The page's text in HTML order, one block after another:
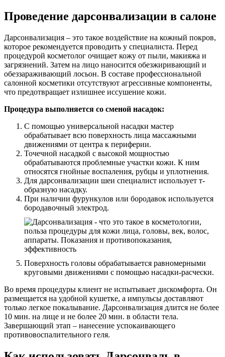
Проведение дарсонвализации в салоне
Дарсонвализация – это такое воздействие на кожный покров,
которое рекомендуется проводить у специалиста. Перед
процедурой косметолог очищает кожу от пыли, макияжа и
загрязнений. Затем на лицо наносится обезжиривающий и
обеззараживающий лосьон. В составе профессиональной
салонной косметики отсутствуют агрессивные компоненты,
что предотвращает излишнее иссушение кожи.
Процедура выполняется со сменой насадок:
С помощью универсальной насадки мастер
обрабатывает всю поверхность лица массажными
движениями от центра к периферии.
Точечной насадкой с высокой мощностью
обрабатываются проблемные участки кожи. К ним
относятся гнойные воспаления, рубцы и уплотнения.
Для дарсонвализации шеи специалист использует т-
образную насадку.
При наличии фурункулов или бородавок используется
бородавочный электрод.
Поверхность головы обрабатывается равномерными
круговыми движениями с помощью насадки-расчески.
Во время процедуры клиент не испытывает дискомфорта. Он
размещается на удобной кушетке, а импульсы доставляют
только легкое покалывание. Дарсонвализация длится не более
10 мин. на лице и не более 20 мин. в области тела.
Завершающий этап – нанесение успокаивающего
противовоспалительного геля.